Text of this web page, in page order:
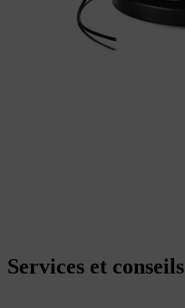
Services et conseils